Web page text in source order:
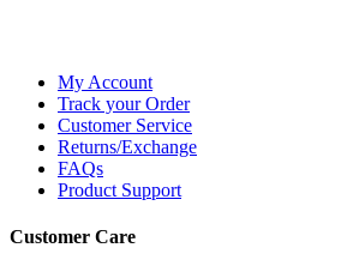
My Account
Track your Order
Customer Service
Returns/Exchange
FAQs
Product Support
Customer Care